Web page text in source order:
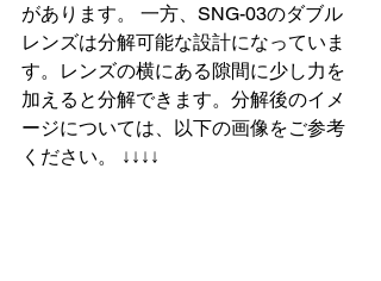
があります。 一方、SNG-03のダブル
レンズは分解可能な設計になっていま
す。レンズの横にある隙間に少し力を
加えると分解できます。分解後のイメ
ージについては、以下の画像をご参考
ください。 ↓↓↓↓